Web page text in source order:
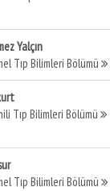
Yalçın
Tıp Bilimleri Bölümü
Tıp Bilimleri Bölümü
Tıp Bilimleri Bölümü